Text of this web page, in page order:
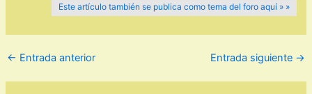
Este artículo también se publica como tema del foro aquí » »
← Entrada anterior Entrada siguiente →